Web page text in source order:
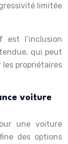
limitée
est l’inclusion
qui peut
propriétaires
voiture
une voiture
des options